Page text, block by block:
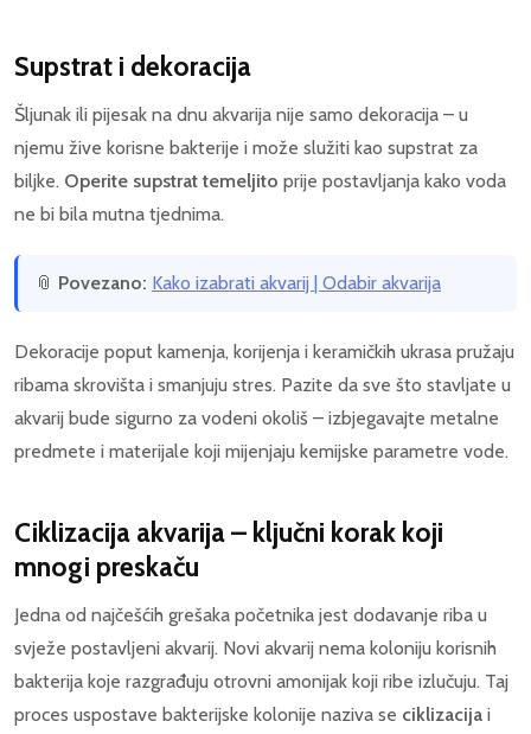
Supstrat i dekoracija
Šljunak ili pijesak na dnu akvarija nije samo dekoracija – u
njemu žive korisne bakterije i može služiti kao supstrat za
biljke. Operite supstrat temeljito prije postavljanja kako voda
ne bi bila mutna tjednima.
📎 Povezano: Kako izabrati akvarij | Odabir akvarija
Dekoracije poput kamenja, korijenja i keramičkih ukrasa pružaju
ribama skrovišta i smanjuju stres. Pazite da sve što stavljate u
akvarij bude sigurno za vodeni okoliš – izbjegavajte metalne
predmete i materijale koji mijenjaju kemijske parametre vode.
Ciklizacija akvarija – ključni korak koji
mnogi preskaču
Jedna od najčešćih grešaka početnika jest dodavanje riba u
svježe postavljeni akvarij. Novi akvarij nema koloniju korisnih
bakterija koje razgrađuju otrovni amonijak koji ribe izlučuju. Taj
proces uspostave bakterijske kolonije naziva se ciklizacija i